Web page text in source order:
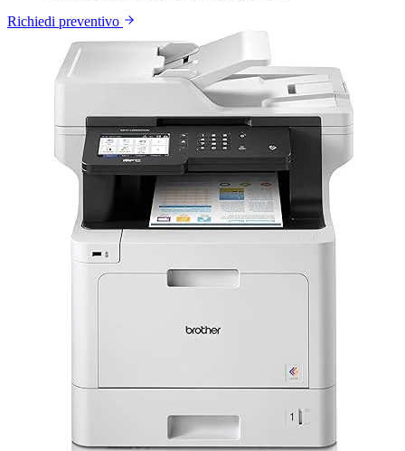
Richiedi preventivo